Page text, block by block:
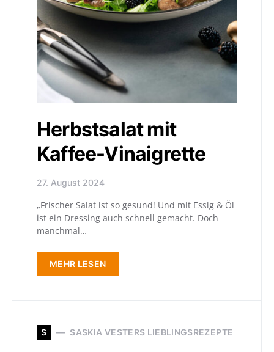
Herbstsalat mit
Kaffee-Vinaigrette
27. August 2024
„Frischer Salat ist so gesund! Und mit Essig & Öl
ist ein Dressing auch schnell gemacht. Doch
manchmal…
MEHR LESEN
S SASKIA VESTERS LIEBLINGSREZEPTE